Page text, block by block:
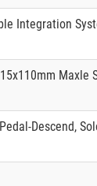
Integration
Descend,